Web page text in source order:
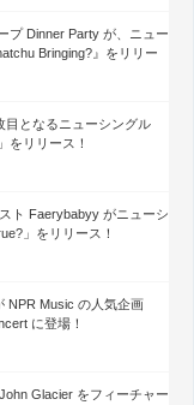
プ Dinner Party が、ニュー
Bringing?』をリリー
目となるニューシングル
をリリース！
スト Faerybabyy がニューシ
」をリリース！
NPR Music の人気企画
に登場！
Glacier をフィーチャー